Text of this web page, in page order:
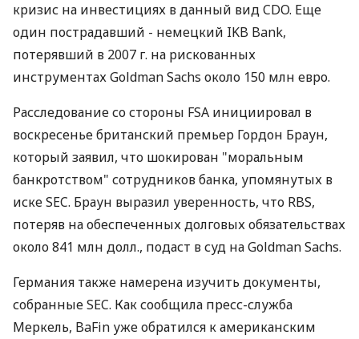
кризис на инвестициях в данный вид CDO. Еще
один пострадавший - немецкий IKB Bank,
потерявший в 2007 г. на рискованных
инструментах Goldman Sachs около 150 млн евро.
Расследование со стороны FSA инициировал в
воскресенье британский премьер Гордон Браун,
который заявил, что шокирован "моральным
банкротством" сотрудников банка, упомянутых в
иске SEC. Браун выразил уверенность, что RBS,
потеряв на обеспеченных долговых обязательствах
около 841 млн долл., подаст в суд на Goldman Sachs.
Германия также намерена изучить документы,
собранные SEC. Как сообщила пресс-служба
Меркель, BaFin уже обратился к американским